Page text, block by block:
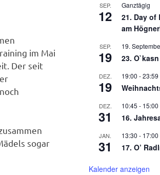
im Mai
Der seit
sogar
SEP.
12
Ganztägig
21. Day of
am
SEP.
19
19.
23.
DEZ.
19
19:00 -23:59
DEZ.
31
10:45 - 15:00
16.
JAN.
31
13:30 - 17:00
17. O’
Kalender anzeigen